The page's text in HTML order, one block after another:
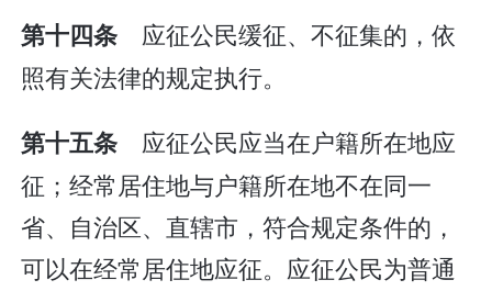
第十四条 应征公民缓征、不征集的，依
照有关法律的规定执行。
第十五条 应征公民应当在户籍所在地应
征；经常居住地与户籍所在地不在同一
省、自治区、直辖市，符合规定条件的，
可以在经常居住地应征。应征公民为普通